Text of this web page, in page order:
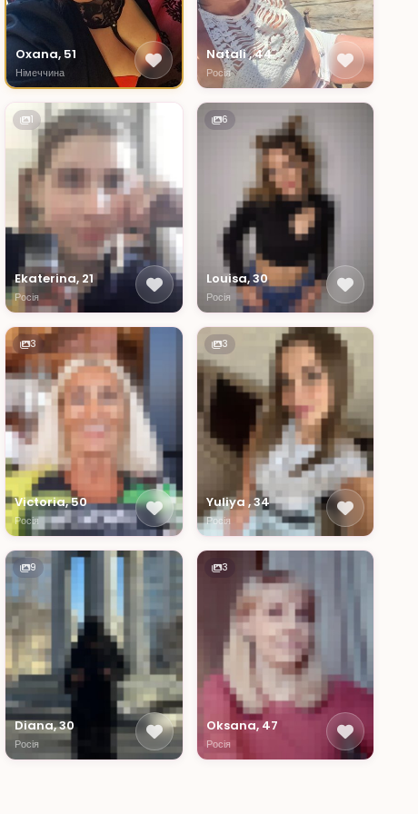
Oxana, 51
Німеччина
Natali , 44
Росія
1
Ekaterina, 21
Росія
6
Louisa, 30
Росія
3
Victoria, 50
Росія
3
Yuliya , 34
Росія
9
Diana, 30
Росія
3
Oksana, 47
Росія